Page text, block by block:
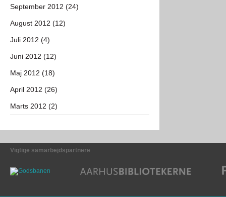
September 2012 (24)
August 2012 (12)
Juli 2012 (4)
Juni 2012 (12)
Maj 2012 (18)
April 2012 (26)
Marts 2012 (2)
Vigtige samarbejdspartnere